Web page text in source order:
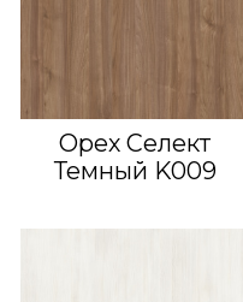
Орех Селект
Темный K009